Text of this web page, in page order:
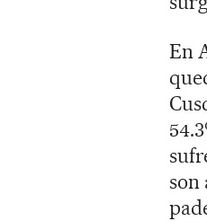
En
son